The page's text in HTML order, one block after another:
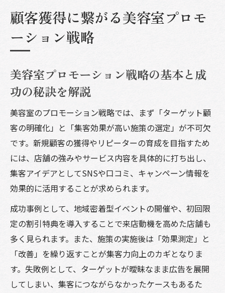
顧客獲得に繋がる美容室プロモ
ーション戦略
美容室プロモーション戦略の基本と成
功の秘訣を解説
美容室のプロモーション戦略では、まず「ターゲット顧
客の明確化」と「集客効果が高い施策の選定」が不可欠
です。新規顧客の獲得やリピーターの育成を目指すため
には、店舗の強みやサービス内容を具体的に打ち出し、
集客アイデアとしてSNSや口コミ、キャンペーン情報を
効果的に活用することが求められます。
成功事例として、地域密着型イベントの開催や、初回限
定の割引特典を導入することで来店動機を高めた店舗も
多く見られます。また、施策の実施後は「効果測定」と
「改善」を繰り返すことが集客力向上のカギとなりま
す。失敗例として、ターゲットが曖昧なまま広告を展開
してしまい、集客につながらなかったケースもあるた